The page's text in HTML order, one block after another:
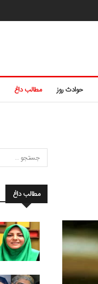
حوادث روز مطالب داغ
مطالب داغ